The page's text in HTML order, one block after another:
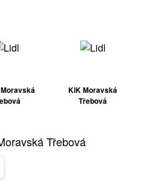
Moravská
KiK Moravská
Třebová
Třebová